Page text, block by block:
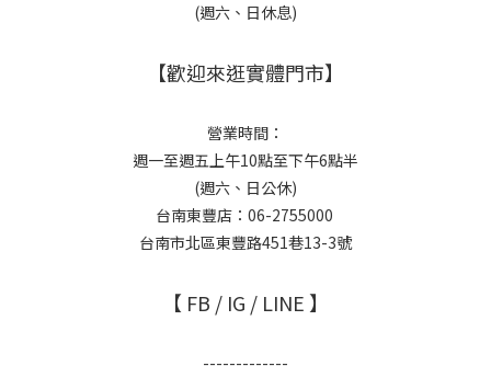
(週六、日休息)
【歡迎來逛實體門市】
營業時間：
週一至週五上午10點至下午6點半
(週六、日公休)
台南東豐店：06-2755000
台南市北區東豐路451巷13-3號
【 FB / IG / LINE 】
-------------